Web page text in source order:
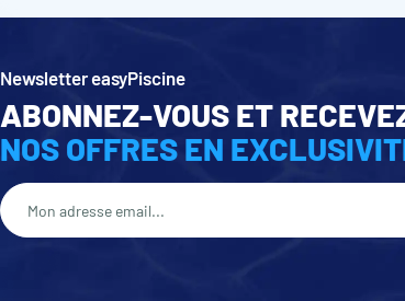
Newsletter easyPiscine
ABONNEZ-VOUS ET
NOS OFFRES EN